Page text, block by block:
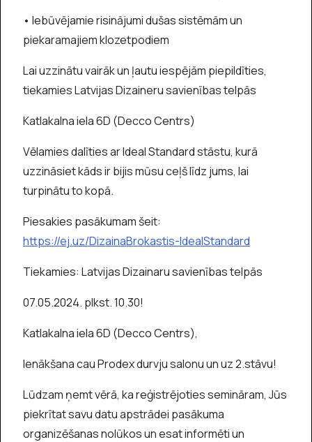
• Iebūvējamie risinājumi dušas sistēmām un
piekaramajiem klozetpodiem
Lai uzzinātu vairāk un ļautu iespējām piepildīties,
tiekamies Latvijas Dizaineru savienības telpās
Katlakalna iela 6D (Decco Centrs)
Vēlamies dalīties ar Ideal Standard stāstu, kurā
uzzināsiet kāds ir bijis mūsu ceļš līdz jums, lai
turpinātu to kopā.
Piesakies pasākumam šeit:
https://ej.uz/DizainaBrokastis-IdealStandard
Tiekamies: Latvijas Dizainaru savienības telpās
07.05.2024. plkst. 10.30!
Katlakalna iela 6D (Decco Centrs),
Ienākšana cau Prodex durvju salonu un uz 2.stāvu!
Lūdzam ņemt vērā, ka reģistrējoties semināram, Jūs
piekrītat savu datu apstrādei pasākuma
organizēšanas nolūkos un esat informēti un